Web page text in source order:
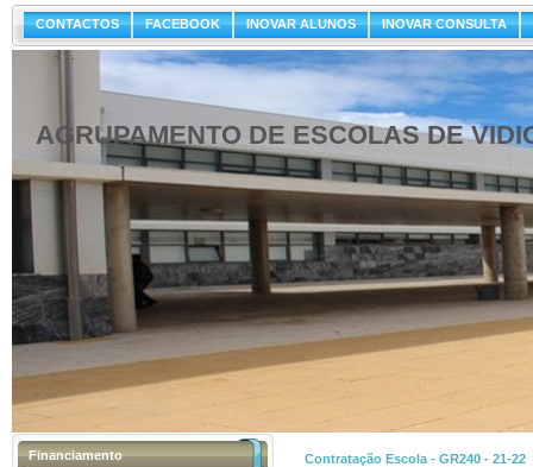
CONTACTOS FACEBOOK INOVAR ALUNOS INOVAR CONSULTA
AGRUPAMENTO DE ESCOLAS DE
Financiamento Contratação Escola - GR240 - 21-22